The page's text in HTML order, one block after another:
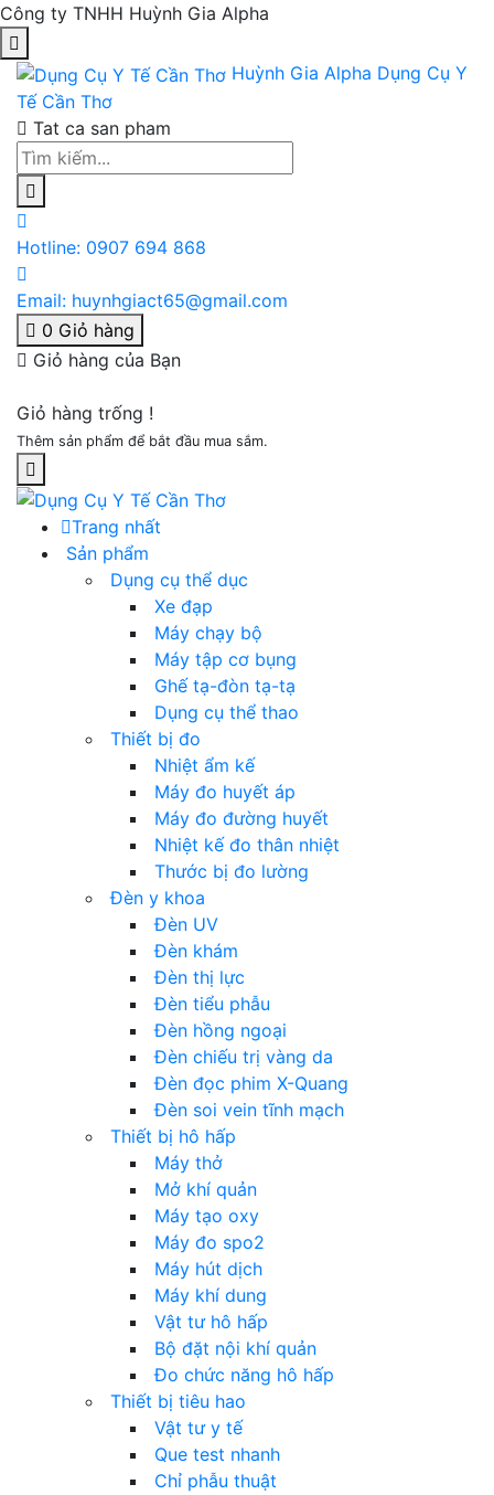
Công ty TNHH Huỳnh Gia Alpha
Huỳnh Gia Alpha Dụng Cụ Y
Tế Cần Thơ
Tat ca san pham
Hotline: 0907 694 868
Email: huynhgiact65@gmail.com
0 Giỏ hàng
Giỏ hàng của Bạn
Giỏ hàng trống !
Thêm sản phẩm để bắt đầu mua sắm.
Trang nhất
Sản phẩm
Dụng cụ thể dục
Xe đạp
Máy chạy bộ
Máy tập cơ bụng
Ghế tạ-đòn tạ-tạ
Dụng cụ thể thao
Thiết bị đo
Nhiệt ẩm kế
Máy đo huyết áp
Máy đo đường huyết
Nhiệt kế đo thân nhiệt
Thước bị đo lường
Đèn y khoa
Đèn UV
Đèn khám
Đèn thị lực
Đèn tiểu phẫu
Đèn hồng ngoại
Đèn chiếu trị vàng da
Đèn đọc phim X-Quang
Đèn soi vein tĩnh mạch
Thiết bị hô hấp
Máy thở
Mở khí quản
Máy tạo oxy
Máy đo spo2
Máy hút dịch
Máy khí dung
Vật tư hô hấp
Bộ đặt nội khí quản
Đo chức năng hô hấp
Thiết bị tiêu hao
Vật tư y tế
Que test nhanh
Chỉ phẫu thuật